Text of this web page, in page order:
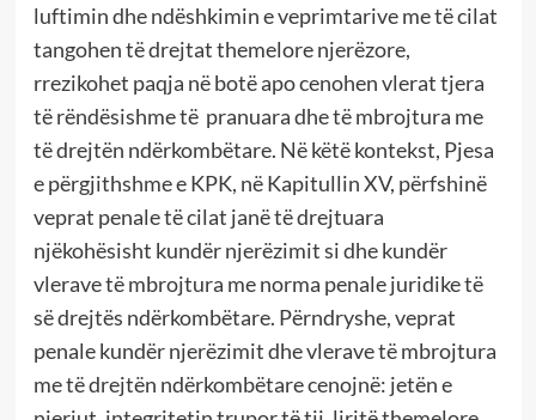
luftimin dhe ndëshkimin e veprimtarive me të cilat
tangohen të drejtat themelore njerëzore,
rrezikohet paqja në botë apo cenohen vlerat tjera
të rëndësishme të pranuara dhe të mbrojtura me
të drejtën ndërkombëtare. Në këtë kontekst, Pjesa
e përgjithshme e KPK, në Kapitullin XV, përfshinë
veprat penale të cilat janë të drejtuara
njëkohësisht kundër njerëzimit si dhe kundër
vlerave të mbrojtura me norma penale juridike të
së drejtës ndërkombëtare. Përndryshe, veprat
penale kundër njerëzimit dhe vlerave të mbrojtura
me të drejtën ndërkombëtare cenojnë: jetën e